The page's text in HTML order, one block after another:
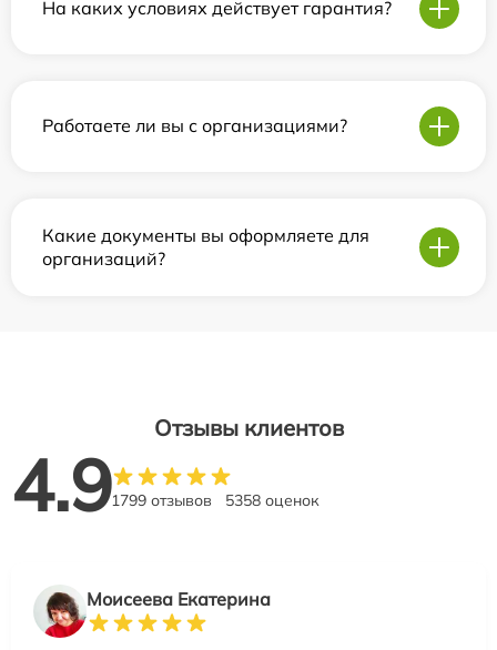
На каких условиях действует гарантия?
Работаете ли вы с организациями?
Какие документы вы оформляете для
организаций?
Отзывы клиентов
4.91799 отзывов 5358 оценок
Моисеева Екатерина